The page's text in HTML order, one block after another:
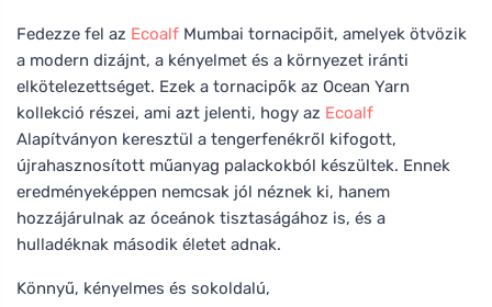
Fedezze fel az Ecoalf Mumbai tornacipőit, amelyek ötvözik
a modern dizájnt, a kényelmet és a környezet iránti
elkötelezettséget. Ezek a tornacipők az Ocean Yarn
kollekció részei, ami azt jelenti, hogy az Ecoalf
Alapítványon keresztül a tengerfenékről kifogott,
újrahasznosított műanyag palackokból készültek. Ennek
eredményeképpen nemcsak jól néznek ki, hanem
hozzájárulnak az óceánok tisztaságához is, és a
hulladéknak második életet adnak.
Könnyű, kényelmes és sokoldalú,